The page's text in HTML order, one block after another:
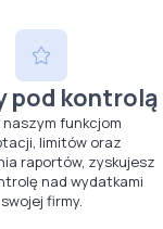
pod kontrolą
naszym funkcjom
limitów oraz
raportów, zyskujesz
nad wydatkami
swojej firmy.